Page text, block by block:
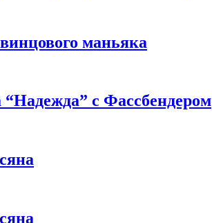
маньяка
с Фассбендером